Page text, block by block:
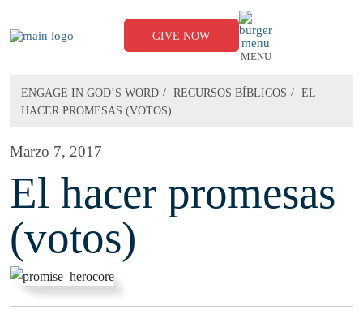
content
GIVE NOW
MENU
ENGAGE IN GOD’S WORD / RECURSOS BÍBLICOS​ / EL
HACER PROMESAS (VOTOS)
Marzo 7, 2017
El hacer promesas
(votos)